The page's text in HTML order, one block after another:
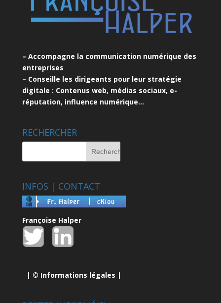
– Accompagne la communication numérique des
entreprises
– Conseille les dirigeants pour leur stratégie
digitale : Contenus web, médias sociaux, e-
réputation, influence numérique…
RECHERCHER
INFOS | CONTACT
Françoise Halper
| © Informations légales |